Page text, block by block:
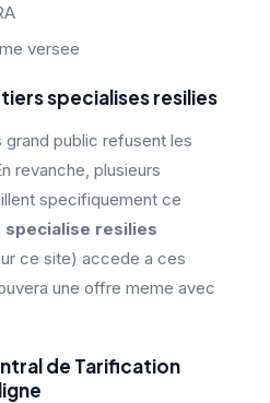
versee
specialises resilies
public refusent les
revanche, plusieurs
specifiquement ce
resilies
ce site) accede a ces
une offre meme avec
de Tarification